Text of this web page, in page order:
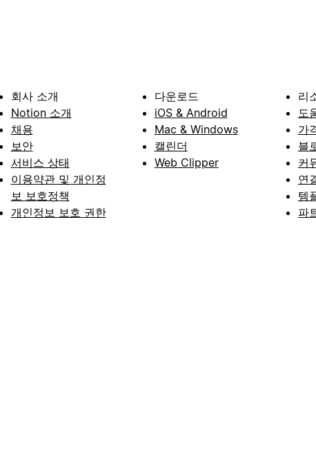
회사 소개
Notion 소개
채용
보안
서비스 상태
이용약관 및 개인정
보 보호정책
개인정보 보호 권한
다운로드
iOS & Android
Mac & Windows
캘린더
Web Clipper
리
도
가
블
커
연
템
파